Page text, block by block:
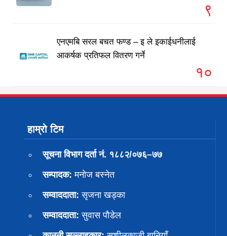
९
एनएमबि सरल बचत फण्ड – इ ले इकाईधनीलाई
आकर्षक प्रतिफल वितरण गर्ने
१०
हाम्रो टिम
सूचना विभाग दर्ता नं. १८८२/०७६–७७
सम्पादक: मनोज बस्नेत
सम्वाददाता: सृजना खड्का
सम्वाददाता: सुवास पाैडेल